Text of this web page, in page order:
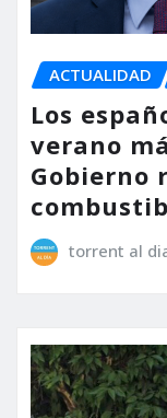
ACTUALIDAD
Los
verano
Gobierno
torrent al